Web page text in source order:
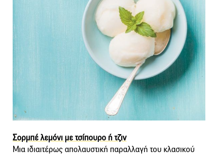
Σορμπέ λεμόνι με τσίπουρο ή τζιν
Μια ιδιαιτέρως απολαυστική παραλλαγή του κλασικού